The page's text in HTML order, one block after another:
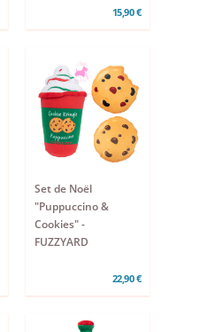
15,90 €
Set de Noël
"Puppuccino &
Cookies" -
FUZZYARD
22,90 €